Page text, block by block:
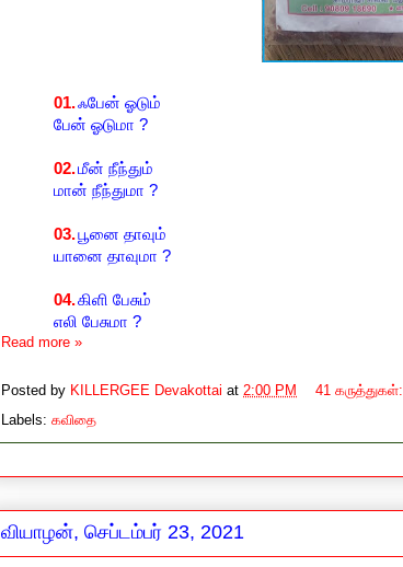
01.ஃபேன் ஓடும்
பேன் ஓடுமா ?
02.மீன் நீந்தும்
மான் நீந்துமா ?
03.பூனை தாவும்
யானை தாவுமா ?
04.கிளி பேசும்
எலி பேசுமா ?
Read more »
Posted by KILLERGEE Devakottai at 2:00 PM
41 கருத்துகள்:
Labels: கவிதை
வியாழன், செப்டம்பர் 23, 2021